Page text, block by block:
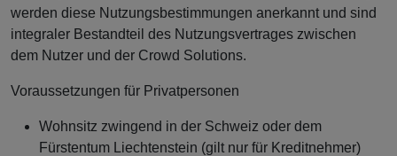
werden diese Nutzungsbestimmungen anerkannt und sind
integraler Bestandteil des Nutzungsvertrages zwischen
dem Nutzer und der Crowd Solutions.
Voraussetzungen für Privatpersonen
Wohnsitz zwingend in der Schweiz oder dem
Fürstentum Liechtenstein (gilt nur für Kreditnehmer)